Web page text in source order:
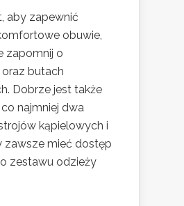
aby zapewnić
obuwie,
zapomnij o
oraz butach
Dobrze jest także
najmniej dwa
kąpielowych i
zawsze mieć dostęp
zestawu odzieży